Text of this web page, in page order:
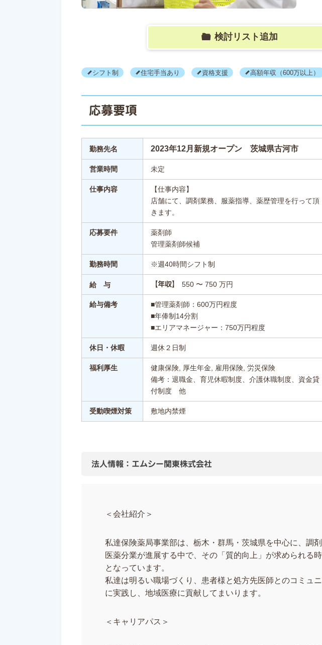
検討リスト追加
シフト制 住宅手当あり 資格支援 高額年収（600万以上）
応募要項
勤務先名 2023年12月新規オープン 茨城県古河市
営業時間 未定
仕事内容
【仕事内容】
店舗にて、調剤業務、服薬指導、薬歴管理を行って頂
きます。
応募要件
薬剤師
管理薬剤師候補
勤務時間 ※週40時間シフト制
給 与 【年収】 550 〜 750 万円
給与備考
■管理薬剤師：600万円程度
■年俸制14分割
■エリアマネージャー：750万円程度
休日・休暇 週休２日制
福利厚生
健康保険, 厚生年金, 雇用保険, 労災保険
備考：退職金、育児休暇制度、介護休職制度、資金貸
付制度 他
受動喫煙対策 敷地内禁煙
法人情報：エムシー関東株式会社
＜会社紹介＞
私達保険薬局事業部は、栃木・群馬・茨城県を中心に、調
医薬分業が進展する中で、その「質的向上」が求められる
となっています。
私達は明るい職場づくり、患者様と処方先医師とのコミュ
に実践し、地域医療に貢献してまいります。
＜キャリアパス＞